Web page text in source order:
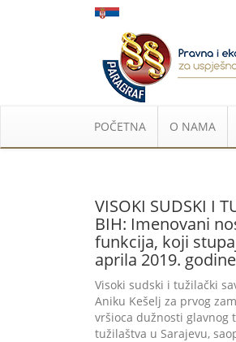
POČETNA O NAMA
VISOKI SUDSKI I
BIH: Imenovani
funkcija, koji
aprila 2019. godine
Visoki sudski i tužilački
Aniku Kešelj za prvog
vršioca dužnosti glavnog
tužilaštva u Sarajevu,